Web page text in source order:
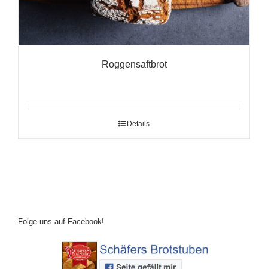
Roggensaftbrot
Details
Folge uns auf Facebook!